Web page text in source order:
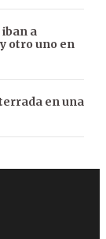
a
otro uno en
en una